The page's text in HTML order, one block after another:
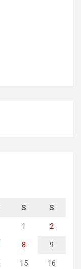
S S
1 2
8 9
15 16